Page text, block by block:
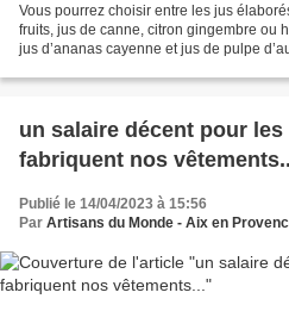
Vous pourrez choisir entre les jus
fruits, jus de canne, citron gingembre ou
jus d’ananas cayenne et jus de pulpe
un salaire décent pour
fabriquent nos
Publié le 14/04/2023 à 15:56
Par Artisans du Monde - Aix en